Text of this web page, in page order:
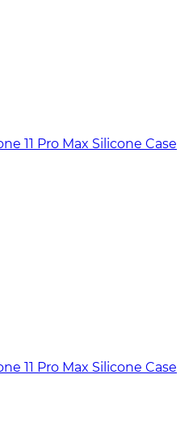
11 Pro Max Silicone Case
11 Pro Max Silicone Case